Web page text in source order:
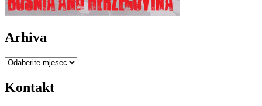
Arhiva
Arhiva
Kontakt